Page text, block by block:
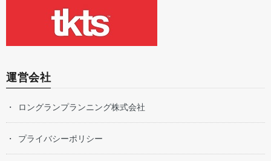
運営会社
ロングランプランニング株式会社
プライバシーポリシー